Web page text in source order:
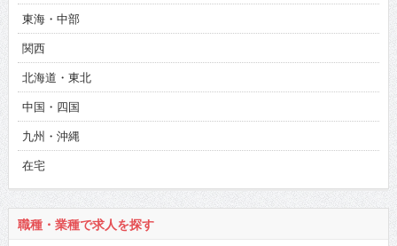
東海・中部
関西
北海道・東北
中国・四国
九州・沖縄
在宅
職種・業種で求人を探す